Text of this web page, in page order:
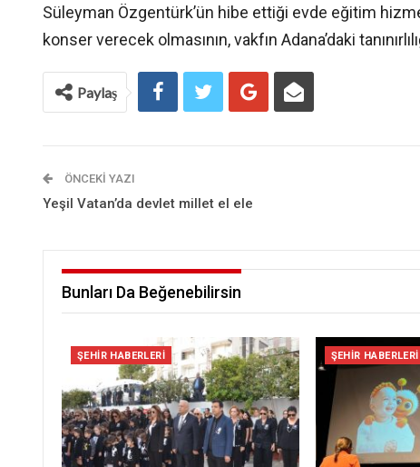
Süleyman Özgentürk’ün hibe ettiği evde eğitim
konser verecek olmasının, vakfın Adana’daki
Paylaş
ÖNCEKI YAZI
Yeşil Vatan’da devlet millet el ele
Bunları Da Beğenebilirsin
ŞEHIR HABERLERI ŞEHIR HABERLERI